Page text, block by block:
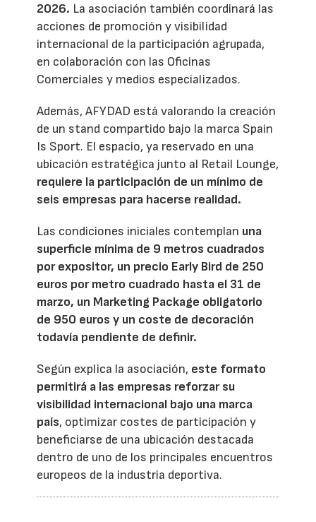
2026. La asociación también coordinará las
acciones de promoción y visibilidad
internacional de la participación agrupada,
en colaboración con las Oficinas
Comerciales y medios especializados.
Además, AFYDAD está valorando la creación
de un stand compartido bajo la marca Spain
Is Sport. El espacio, ya reservado en una
ubicación estratégica junto al Retail Lounge,
requiere la participación de un mínimo de
seis empresas para hacerse realidad.
Las condiciones iniciales contemplan una
superficie mínima de 9 metros cuadrados
por expositor, un precio Early Bird de 250
euros por metro cuadrado hasta el 31 de
marzo, un Marketing Package obligatorio
de 950 euros y un coste de decoración
todavía pendiente de definir.
Según explica la asociación, este formato
permitirá a las empresas reforzar su
visibilidad internacional bajo una marca
país, optimizar costes de participación y
beneficiarse de una ubicación destacada
dentro de uno de los principales encuentros
europeos de la industria deportiva.